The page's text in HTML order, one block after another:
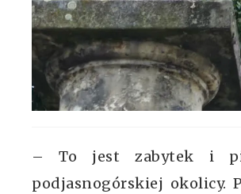
– To jest zabytek i
podjasnogórskiej okolicy.